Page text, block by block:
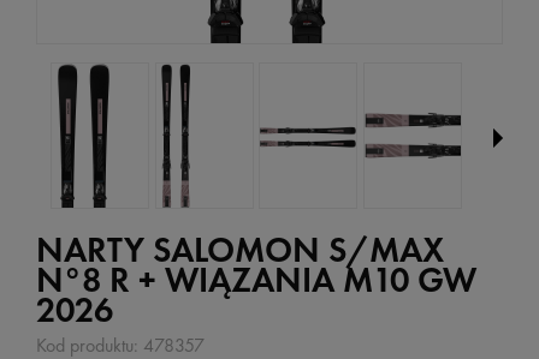
NARTY SALOMON S/MAX
N°8 R + WIĄZANIA M10 GW
2026
Kod produktu: 478357